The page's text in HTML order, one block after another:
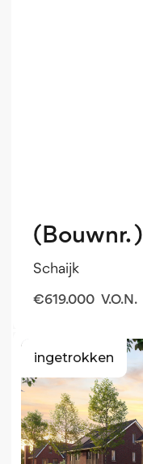
(Bouwnr. )
Schaijk
€619.000 V.O.N.
ingetrokken